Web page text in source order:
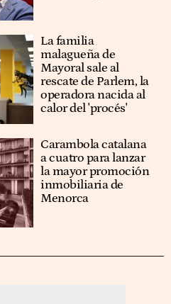
La familia
malagueña de
Mayoral sale al
rescate de Parlem, la
operadora nacida al
calor del 'procés'
Carambola catalana
a cuatro para lanzar
la mayor promoción
inmobiliaria de
Menorca